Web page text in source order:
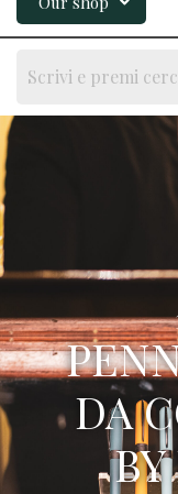
DA